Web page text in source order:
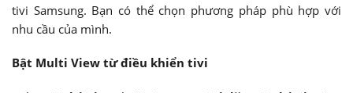
tivi Samsung. Bạn có thể chọn phương pháp phù hợp với
nhu cầu của mình.
Bật Multi View từ điều khiển tivi